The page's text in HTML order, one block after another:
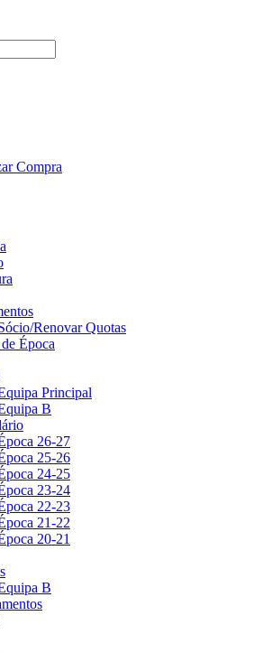
Compra
Renovar Quotas
de Época
Principal
B
26-27
25-26
24-25
23-24
22-23
21-22
20-21
B